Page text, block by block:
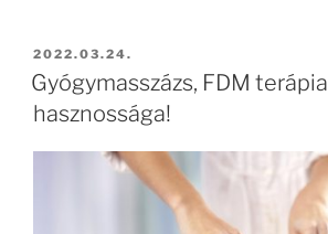
BEKÜLDVE:
2022.03.24.
Gyógymasszázs, FDM terápia
hasznossága!